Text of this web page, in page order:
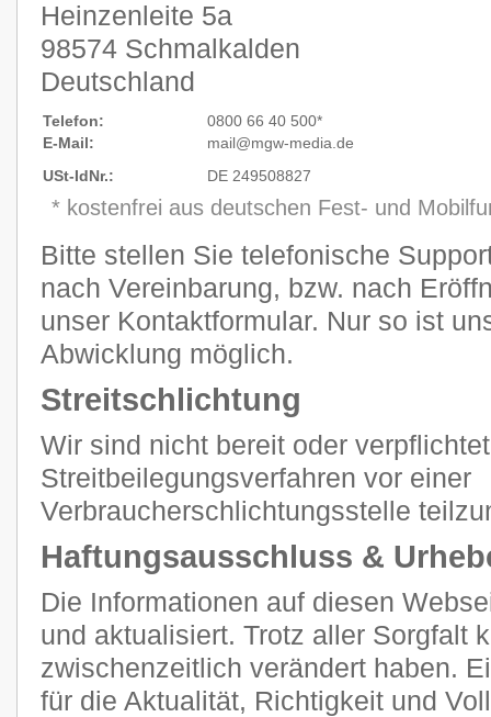
Heinzenleite 5a
98574 Schmalkalden
Deutschland
Telefon:
0800 66 40 500*
E-Mail:
mail@mgw-media.de
USt-IdNr.:
DE 249508827
* kostenfrei aus deutschen Fest- und
Bitte stellen Sie telefonische
nach Vereinbarung, bzw. nach
unser Kontaktformular. Nur so ist
Abwicklung möglich.
Streitschlichtung
Wir sind nicht bereit oder
Streitbeilegungsverfahren vor einer
Verbraucherschlichtungsstelle
Haftungsausschluss &
Die Informationen auf diesen
und aktualisiert. Trotz aller Sorgfalt
zwischenzeitlich verändert haben.
für die Aktualität, Richtigkeit und